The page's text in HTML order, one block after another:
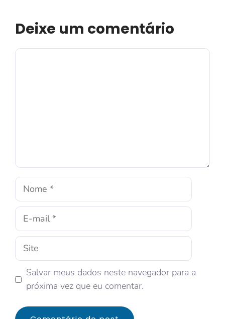
Deixe um comentário
Salvar meus dados neste navegador para a
próxima vez que eu comentar.